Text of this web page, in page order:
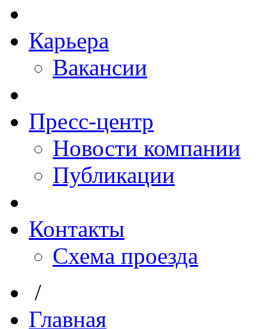
Карьера
Вакансии
Пресс-центр
Новости компании
Публикации
Контакты
Схема проезда
/
Главная